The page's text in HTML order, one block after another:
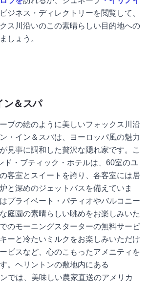
ジネス・ディレクトリーを閲覧して、
ス川沿いのこの素晴らしい目的地への
しょう。
ン＆スパ
ブの絵のように美しいフォックス川沿
・イン＆スパは、ヨーロッパ風の魅力
見事に調和した贅沢な隠れ家です。こ
ド・ブティック・ホテルは、60室のユ
客室とスイートを誇り、各客室には居
と深めのジェットバスを備えていま
プライベート・パティオやバルコニー
庭園の素晴らしい眺めをお楽しみいた
のモーニングスターターの無料サービ
ーと冷たいミルクをお楽しみいただけ
ビスなど、心のこもったアメニティを
。ヘリントンの敷地内にある
では、美味しい農家直送のアメリカ